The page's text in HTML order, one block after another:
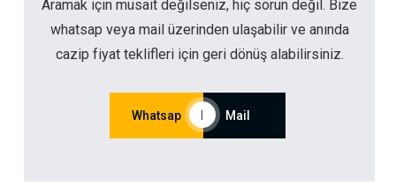
Aramak için müsait değilseniz, hiç sorun değil. Bize
whatsap veya mail üzerinden ulaşabilir ve anında
cazip fiyat teklifleri için geri dönüş alabilirsiniz.
Whatsap Mail